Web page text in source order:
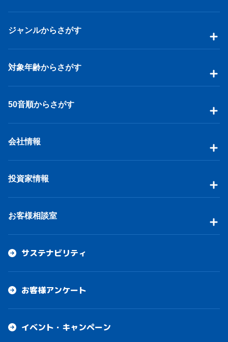
ジャンルからさがす
対象年齢からさがす
50音順からさがす
会社情報
投資家情報
お客様相談室
サステナビリティ
お客様アンケート
イベント・キャンペーン